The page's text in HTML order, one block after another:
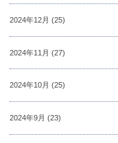
2024年12月 (25)
2024年11月 (27)
2024年10月 (25)
2024年9月 (23)